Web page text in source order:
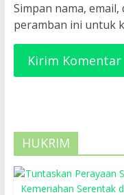
Simpan nama,
peramban ini untuk
HUKRIM